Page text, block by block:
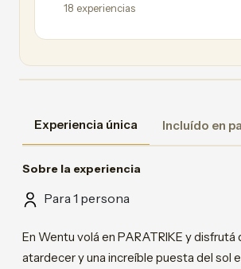
18 experiencias
Experiencia única Incluído en
Sobre la experiencia
Para 1 persona
En Wentu volá en PARATRIKE y disfrutá
atardecer y una increíble puesta del sol